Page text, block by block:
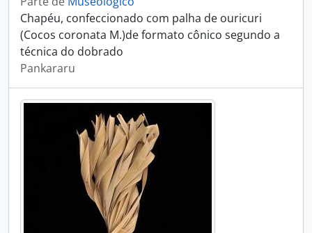
Chapéu, confeccionado com palha de ouricuri
(Cocos coronata M.)de formato cônico segundo a
técnica do dobrado
Pankararu